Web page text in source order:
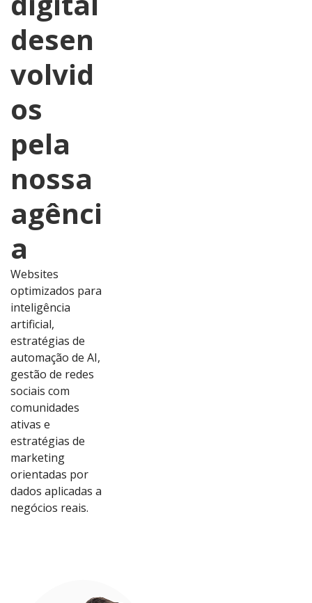
desen
volvid
os
pela
nossa
agênci
a
Websites
optimizados para
inteligência
artificial,
estratégias de
automação de AI,
gestão de redes
sociais com
comunidades
ativas e
estratégias de
marketing
orientadas por
dados aplicadas a
negócios reais.